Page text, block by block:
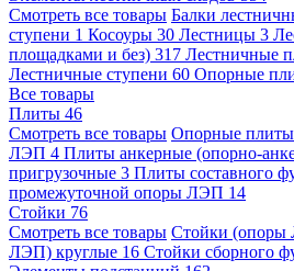
Смотреть все товары Балки
ступени 1 Косоуры 30 Лестницы 3
площадками и без) 317 Лестничные
Лестничные ступени 60 Опорные
Все товары
Плиты 46
Смотреть все товары Опорные плиты
ЛЭП 4 Плиты анкерные (опорно-
пригрузочные 3 Плиты составного
промежуточной опоры ЛЭП 14
Стойки 76
Смотреть все товары Стойки
ЛЭП) круглые 16 Стойки сборного